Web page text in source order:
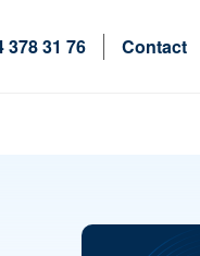
378 31 76 Contact